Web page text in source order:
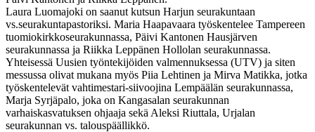
Laura Luomajoki on saanut kutsun Harjun seurakuntaan
vs.seurakuntapastoriksi. Maria Haapavaara työskentelee Tampereen
tuomiokirkkoseurakunnassa, Päivi Kantonen Hausjärven
seurakunnassa ja Riikka Leppänen Hollolan seurakunnassa.
Yhteisessä Uusien työntekijöiden valmennuksessa (UTV) ja siten
messussa olivat mukana myös Piia Lehtinen ja Mirva Matikka, jotka
työskentelevät vahtimestari-siivoojina Lempäälän seurakunnassa,
Marja Syrjäpalo, joka on Kangasalan seurakunnan
varhaiskasvatuksen ohjaaja sekä Aleksi Riuttala, Urjalan
seurakunnan vs. talouspäällikkö.